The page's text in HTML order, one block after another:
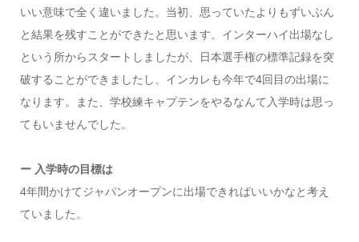
いい意味で全く違いました。当初、思っていたよりもずいぶん
と結果を残すことができたと思います。インターハイ出場なし
という所からスタートしましたが、日本選手権の標準記録を突
破することができましたし、インカレも今年で4回目の出場に
なります。また、学校練キャプテンをやるなんて入学時は思っ
てもいませんでした。
ー 入学時の目標は
4年間かけてジャパンオープンに出場できればいいかなと考え
ていました。